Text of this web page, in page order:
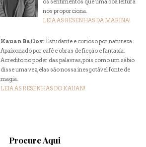
os sentimentos que uma boa leitura
nos proporciona.
LEIA AS RESENHAS DA MARINA!
Kauan Bailov: Estudante e curioso por natureza.
Apaixonado por café e obras de ficção e fantasia.
Acredito no poder das palavras, pois como um sábio
disse uma vez, elas são nossa inesgotável fonte de
magia.
LEIA AS RESENHAS DO KAUAN!
Procure Aqui